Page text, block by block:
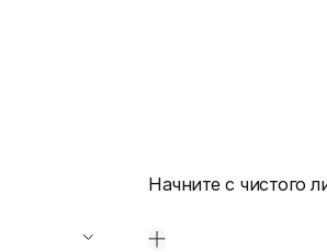
Начните с чистого